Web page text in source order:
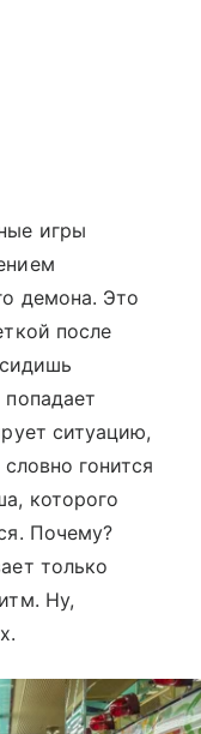
игры
демона. Это
после
ситуацию,
гонится
которого
Почему?
только
Ну,